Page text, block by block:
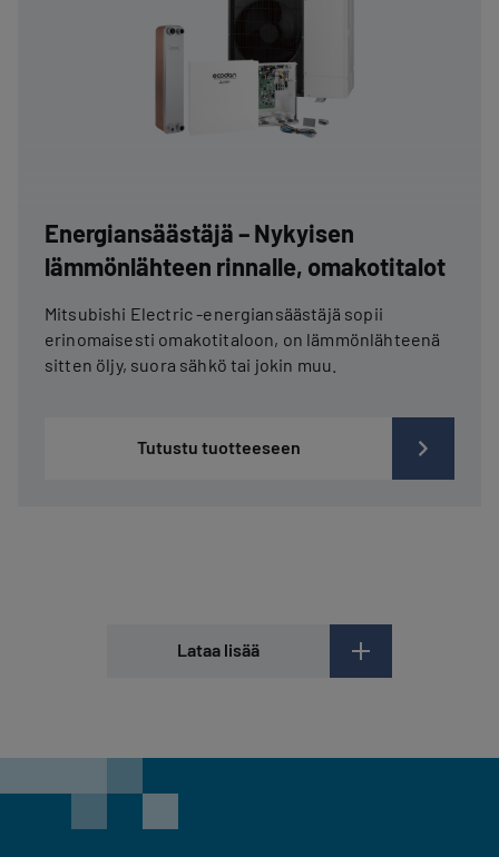
Energiansäästäjä – Nykyisen
lämmönlähteen rinnalle, omakotitalot
Mitsubishi Electric -energiansäästäjä sopii
erinomaisesti omakotitaloon, on lämmönlähteenä
sitten öljy, suora sähkö tai jokin muu.
Tutustu tuotteeseen
Lataa lisää